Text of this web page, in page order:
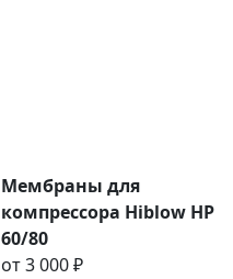
Мембраны для
компрессора Hiblow HP
60/80
от 3 000 ₽